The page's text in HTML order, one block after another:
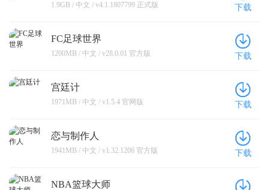
1.9GB / 中文 / v4.1.1807799 正式版 下载
FC足球世界
1200MB / 中文 / v28.0.01 官方版 下载
宫廷计
1971MB / 中文 / v1.5.4 官网版 下载
恋与制作人
1941MB / 中文 / v1.32.1206 官方版 下载
NBA篮球大师